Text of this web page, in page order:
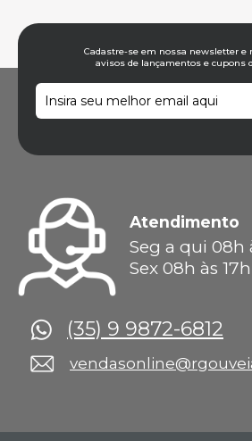
Cadastre-se em nossa newsletter e
avisos de lançamentos e cupons
Atendimento
Seg a qui 08h
Sex 08h às 17h
(35) 9 9872-6812